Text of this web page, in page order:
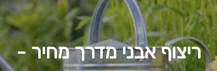
ריצוף אבני מדרך מחיר -